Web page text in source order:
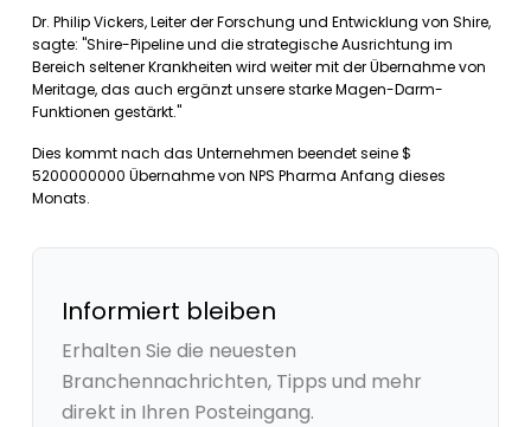
Dr. Philip Vickers, Leiter der Forschung und Entwicklung von Shire,
sagte: "Shire-Pipeline und die strategische Ausrichtung im
Bereich seltener Krankheiten wird weiter mit der Übernahme von
Meritage, das auch ergänzt unsere starke Magen-Darm-
Funktionen gestärkt."
Dies kommt nach das Unternehmen beendet seine $
5200000000 Übernahme von NPS Pharma Anfang dieses
Monats.
Informiert bleiben
Erhalten Sie die neuesten
Branchennachrichten, Tipps und mehr
direkt in Ihren Posteingang.